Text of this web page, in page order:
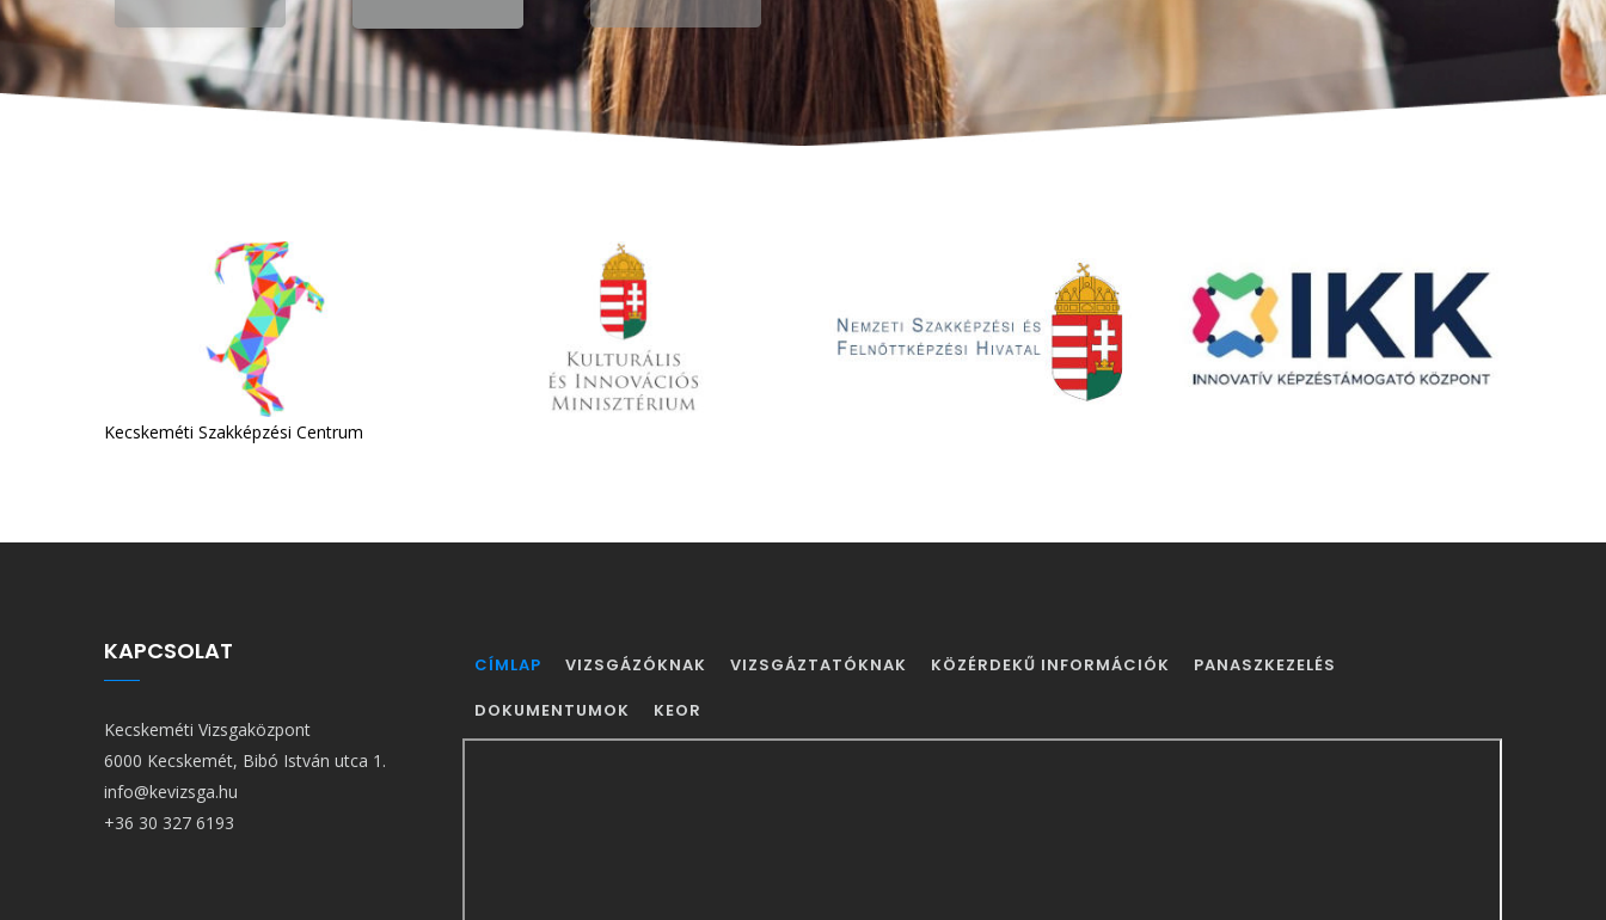
Centrum
KAPCSOLAT
Kecskeméti Vizsgaközpont
6000 Kecskemét, Bibó István utca 1.
info@kevizsga.hu
+36 30 327 6193
FŐ
NAVIGÁCIÓ
CÍMLAP VIZSGÁZÓKNAK VIZSGÁZTATÓKNAK KÖZÉRDEKŰ INFORMÁCIÓK
PANASZKEZELÉS
DOKUMENTUMOK
KEOR